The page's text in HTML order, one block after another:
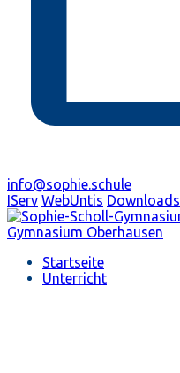
info@sophie.schule
IServ WebUntis Downloads
Gymnasium Oberhausen
Startseite
Unterricht